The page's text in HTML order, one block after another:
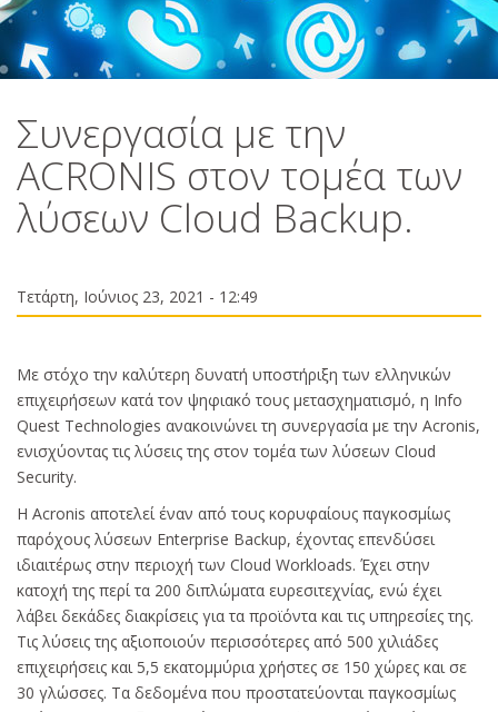
Συνεργασία με την
ACRONIS στον τομέα των
λύσεων Cloud Backup.
Τετάρτη, Ιούνιος 23, 2021 - 12:49
Με στόχο την καλύτερη δυνατή υποστήριξη των ελληνικών
επιχειρήσεων κατά τον ψηφιακό τους μετασχηματισμό, η Info
Quest Technologies ανακοινώνει τη συνεργασία με την Acronis,
ενισχύοντας τις λύσεις της στον τομέα των λύσεων Cloud
Security.
H Acronis αποτελεί έναν από τους κορυφαίους παγκοσμίως
παρόχους λύσεων Enterprise Backup, έχοντας επενδύσει
ιδιαιτέρως στην περιοχή των Cloud Workloads. Έχει στην
κατοχή της περί τα 200 διπλώματα ευρεσιτεχνίας, ενώ έχει
λάβει δεκάδες διακρίσεις για τα προϊόντα και τις υπηρεσίες της.
Τις λύσεις της αξιοποιούν περισσότερες από 500 χιλιάδες
επιχειρήσεις και 5,5 εκατομμύρια χρήστες σε 150 χώρες και σε
30 γλώσσες. Τα δεδομένα που προστατεύονται παγκοσμίως